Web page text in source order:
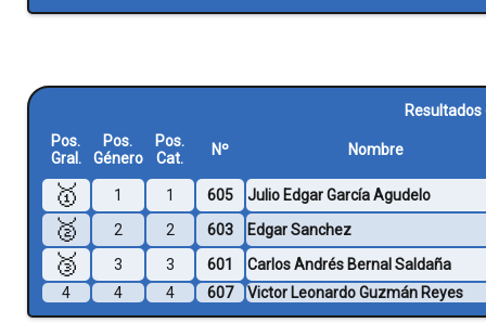
Resultados
Pos.
Gral.
Pos.
Género
Pos.
Cat.
Nº Nombre
🥇 1 1 605 Julio Edgar García Agudelo
🥈 2 2 603 Edgar Sanchez
🥉 3 3 601
Carlos Andrés Bernal Saldaña
4
4 4 607 Victor Leonardo Guzmán Reyes